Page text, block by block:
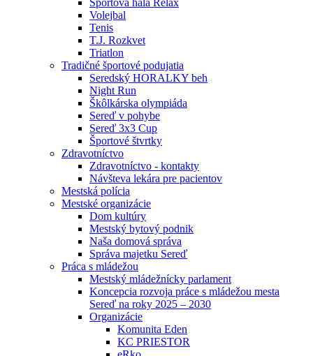
Športová hala Relax
Volejbal
Tenis
T.J. Rozkvet
Triatlon
Tradičné športové podujatia
Seredský HORALKY beh
Night Run
Škôlkárska olympiáda
Sereď v pohybe
Sereď 3x3 Cup
Športové štvrtky
Zdravotníctvo
Zdravotníctvo - kontakty
Návšteva lekára pre pacientov
Mestská polícia
Mestské organizácie
Dom kultúry
Mestský bytový podnik
Naša domová správa
Správa majetku Sereď
Práca s mládežou
Mestský mládežnícky parlament
Koncepcia rozvoja práce s mládežou mesta
Sereď na roky 2025 – 2030
Organizácie
Komunita Eden
KC PRIESTOR